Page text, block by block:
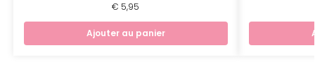
€ 5,95
Ajouter au panier